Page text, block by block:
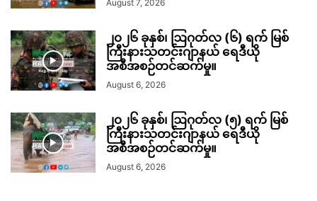
August 7, 2026
၂၀၂၆ ခုနှစ်၊ ဩဂုတ်လ (၆) ရက် မြစ်
ကြီးနားသတင်းဂျာနယ် ရေဒီယို
အစီအစဉ်တင်ဆက်မှု။
August 6, 2026
၂၀၂၆ ခုနှစ်၊ ဩဂုတ်လ (၅) ရက် မြစ်
ကြီးနားသတင်းဂျာနယ် ရေဒီယို
အစီအစဉ်တင်ဆက်မှု။
August 6, 2026